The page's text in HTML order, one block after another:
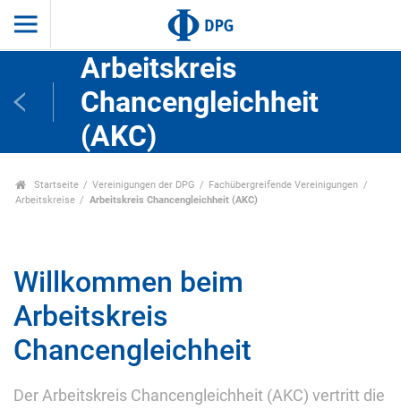
Arbeitskreis
Chancengleichheit
(AKC)
Startseite Vereinigungen der DPG
Fachübergreifende Vereinigungen
Arbeitskreise
Arbeitskreis Chancengleichheit (AKC)
Willkommen beim
Arbeitskreis
Chancengleichheit
Der Arbeitskreis Chancengleichheit (AKC) vertritt die